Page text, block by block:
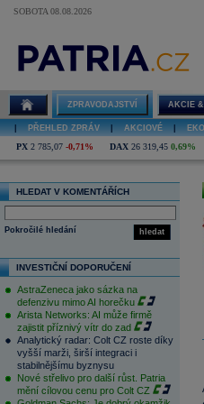
SOBOTA 08.08.2026
ZPRAVODAJSTVÍ AKCIE
PŘEHLED ZPRÁV AKCIOVÉ
PX 2 785,07 -0,71% DAX 26 319,45 0,69%
HLEDAT V KOMENTÁŘÍCH
hledat
Pokročilé hledání
INVESTIČNÍ DOPORUČENÍ
AstraZeneca jako sázka na
defenzivu mimo AI horečku
Arista Networks: AI může firmě
zajistit příznivý vítr do zad
Analytický radar: Colt CZ roste díky
vyšší marži, širší integraci i
stabilnějšímu byznysu
Nové střelivo pro další růst. Patria
mění cílovou cenu pro Colt CZ